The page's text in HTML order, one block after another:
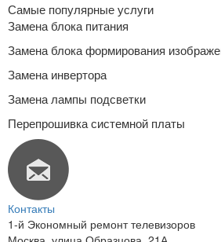
Самые популярные услуги
Замена блока питания
Замена блока формирования
Замена инвертора
Замена лампы подсветки
Перепрошивка системной платы
Контакты
1-й Экономный ремонт телевизоров